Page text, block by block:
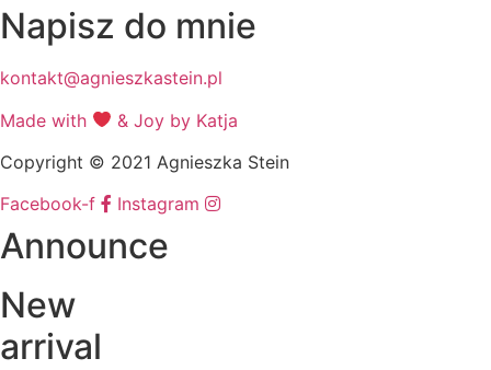
Napisz do mnie
kontakt@agnieszkastein.pl
Made with
& Joy by Katja
Copyright © 2021 Agnieszka Stein
Facebook-f
Instagram
Announce
New
arrival